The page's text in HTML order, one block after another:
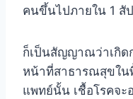
คนขึ้นไปภายใน 1 สั
ก็เป็นสัญญาณว่าเกิด
หน้าที่สาธารณสุขใน
แพทย์นั้น เชื้อโรคจะ